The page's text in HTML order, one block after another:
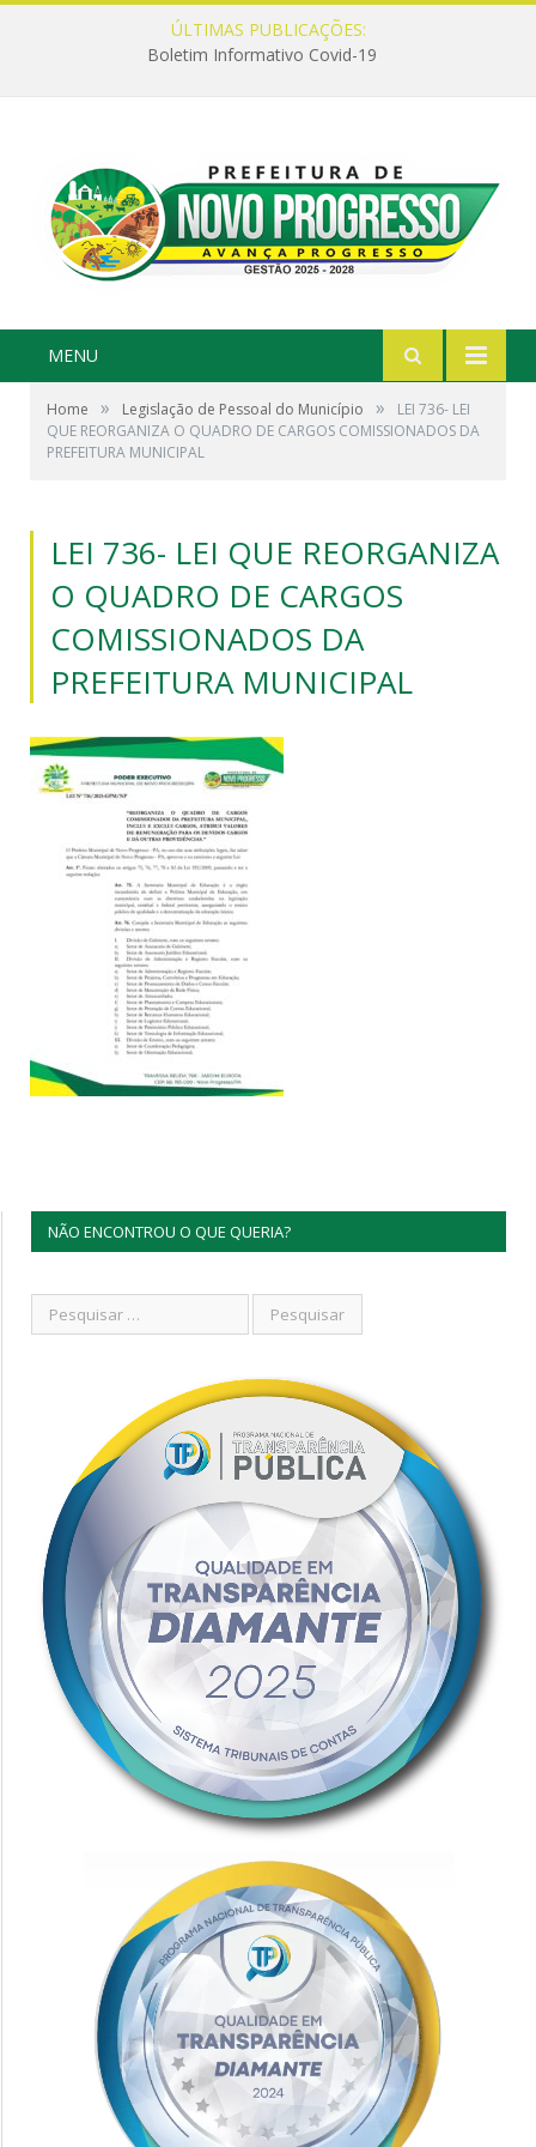
ÚLTIMAS PUBLICAÇÕES:
Boletim Informativo Covid-19
MENU
Home » Legislação de Pessoal do Município »
LEI 736- LEI
QUE REORGANIZA O QUADRO DE CARGOS COMISSIONADOS DA
PREFEITURA MUNICIPAL
LEI 736- LEI QUE REORGANIZA
O QUADRO DE CARGOS
COMISSIONADOS DA
PREFEITURA MUNICIPAL
NÃO ENCONTROU O QUE QUERIA?